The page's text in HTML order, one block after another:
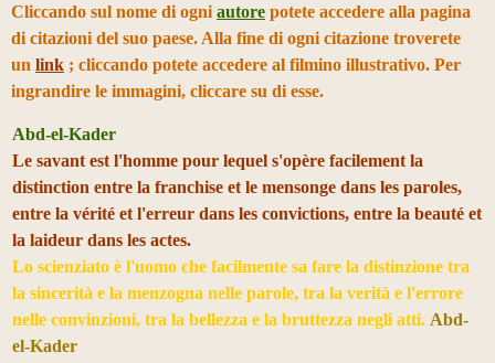
Cliccando sul nome di ogni autore potete accedere alla pagina
di citazioni del suo paese. Alla fine di ogni citazione troverete
un link ; cliccando potete accedere al filmino illustrativo. Per
ingrandire le immagini, cliccare su di esse.
Abd-el-Kader
Le savant est l'homme pour lequel s'opère facilement la
distinction entre la franchise et le mensonge dans les paroles,
entre la vérité et l'erreur dans les convictions, entre la beauté et
la laideur dans les actes.
Lo scienziato è l'uomo che facilmente sa fare la distinzione tra
la sincerità e la menzogna nelle parole, tra la verità e l'errore
nelle convinzioni, tra la bellezza e la bruttezza negli atti. Abd-
el-Kader